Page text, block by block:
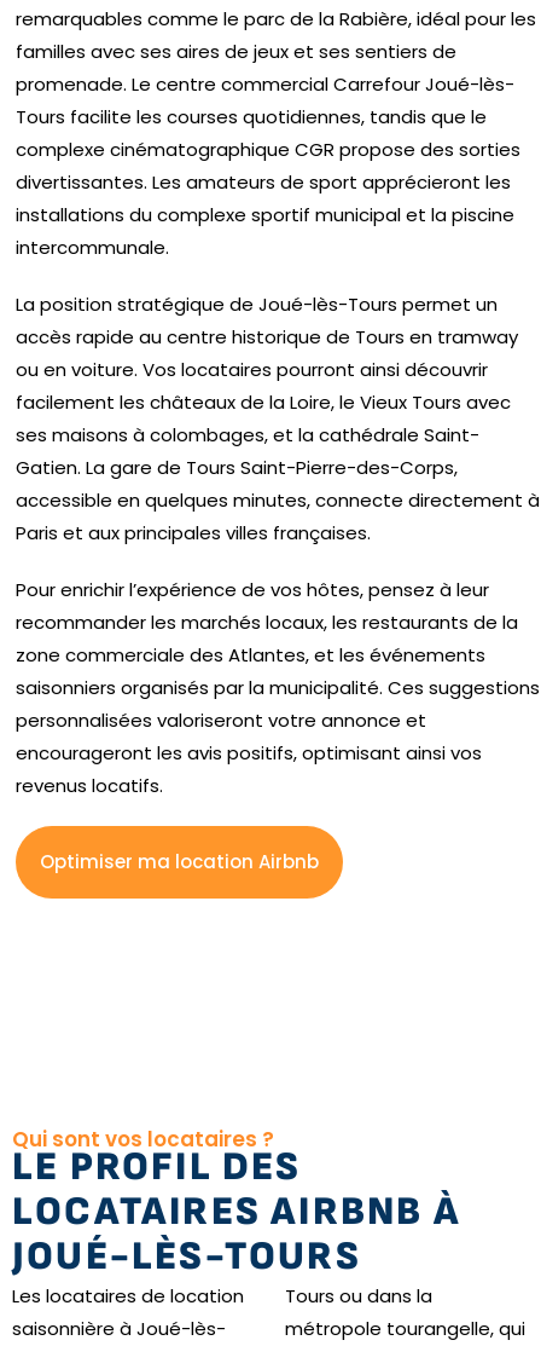
remarquables comme le parc de la Rabière, idéal pour les
familles avec ses aires de jeux et ses sentiers de
promenade. Le centre commercial Carrefour Joué-lès-
Tours facilite les courses quotidiennes, tandis que le
complexe cinématographique CGR propose des sorties
divertissantes. Les amateurs de sport apprécieront les
installations du complexe sportif municipal et la piscine
intercommunale.
La position stratégique de Joué-lès-Tours permet un
accès rapide au centre historique de Tours en tramway
ou en voiture. Vos locataires pourront ainsi découvrir
facilement les châteaux de la Loire, le Vieux Tours avec
ses maisons à colombages, et la cathédrale Saint-
Gatien. La gare de Tours Saint-Pierre-des-Corps,
accessible en quelques minutes, connecte directement à
Paris et aux principales villes françaises.
Pour enrichir l’expérience de vos hôtes, pensez à leur
recommander les marchés locaux, les restaurants de la
zone commerciale des Atlantes, et les événements
saisonniers organisés par la municipalité. Ces suggestions
personnalisées valoriseront votre annonce et
encourageront les avis positifs, optimisant ainsi vos
revenus locatifs.
Optimiser ma location Airbnb
Qui sont vos locataires ?
LE PROFIL DES
LOCATAIRES AIRBNB À
JOUÉ-LÈS-TOURS
Les locataires de location
saisonnière à Joué-lès-
Tours ou dans la
métropole tourangelle, qui